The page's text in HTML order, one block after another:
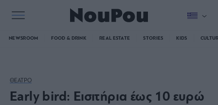
NEWSROOM FOOD & DRINK REAL ESTATE STORIES KIDS
ΘΕΑΤΡΟ
Early bird: Εισιτήρια έως 10 ευρώ